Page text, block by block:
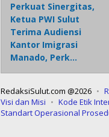
Perkuat Sinergitas,
Ketua PWI Sulut
Terima Audiensi
Kantor Imigrasi
Manado, Perk…
RedaksiSulut.com @2026
Visi dan Misi
Kode Etik
Standart Operasional